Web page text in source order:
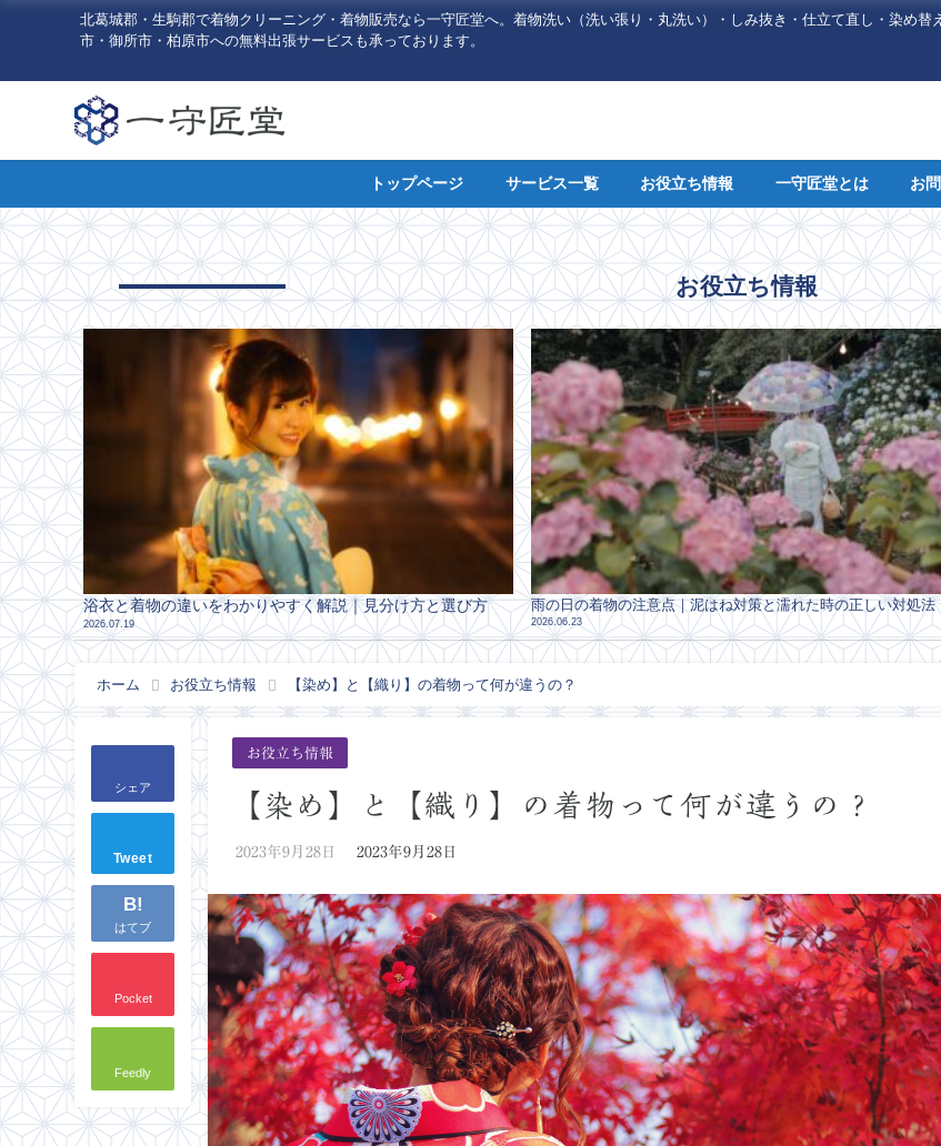
北葛城郡・生駒郡で着物クリーニング・着物販売なら一守匠堂へ。着物洗い（洗い張り・丸洗い）・しみ抜き・仕立て直し・染め
市・御所市・柏原市への無料出張サービスも承っております。
トップページ サービス一覧 お役立ち情報 一守匠堂とは お
お役立ち情報
浴衣と着物の違いをわかりやすく解説｜見分け方と選び方
2026.07.19
雨の日の着物の注意点｜泥はね対策と濡れた時の正しい対処法
2026.06.23
ホーム お役立ち情報 【染め】と【織り】の着物って何が違うの？
シェア
Tweet
B!
はてブ
Pocket
Feedly
お役立ち情報
【染め】と【織り】の着物って何が違うの？
2023年9月28日 2023年9月28日